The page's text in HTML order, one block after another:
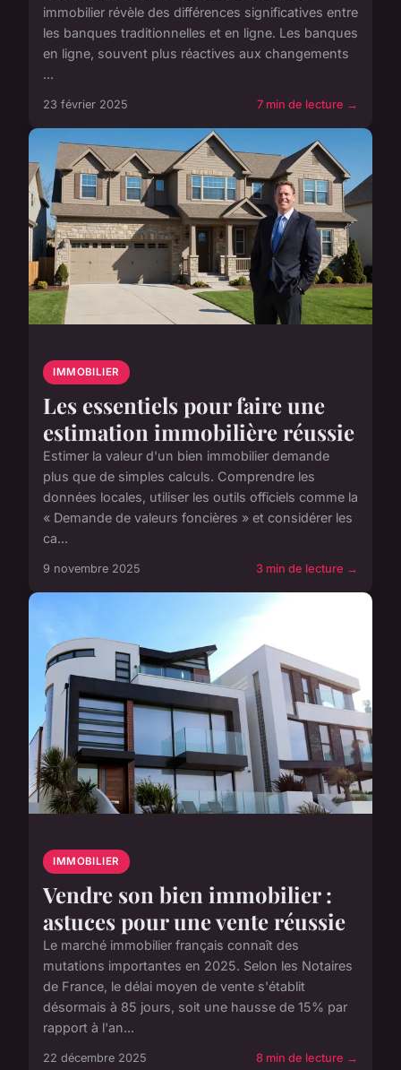
immobilier révèle des différences significatives entre
les banques traditionnelles et en ligne. Les banques
en ligne, souvent plus réactives aux changements
...
23 février 2025 7 min de lecture →
IMMOBILIER
Les essentiels pour faire une
estimation immobilière réussie
Estimer la valeur d'un bien immobilier demande
plus que de simples calculs. Comprendre les
données locales, utiliser les outils officiels comme la
« Demande de valeurs foncières » et considérer les
ca...
9 novembre 2025 3 min de lecture →
IMMOBILIER
Vendre son bien immobilier :
astuces pour une vente réussie
Le marché immobilier français connaît des
mutations importantes en 2025. Selon les Notaires
de France, le délai moyen de vente s'établit
désormais à 85 jours, soit une hausse de 15% par
rapport à l'an...
22 décembre 2025 8 min de lecture →